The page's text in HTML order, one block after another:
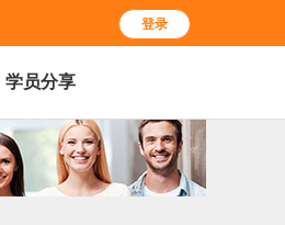
登录
学员分享